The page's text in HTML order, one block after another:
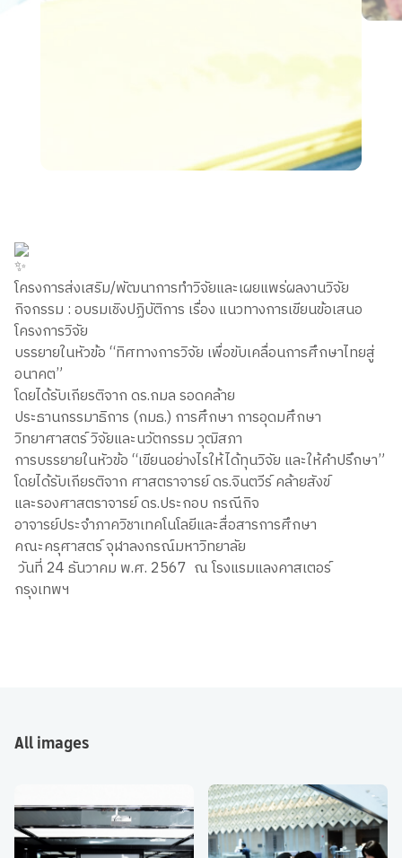
โครงการส่งเสริม/พัฒนาการทำวิจัยและเผยแพร่ผลงานวิจัย
กิจกรรม : อบรมเชิงปฏิบัติการ เรื่อง แนวทางการเขียนข้อเสนอ
โครงการวิจัย
บรรยายในหัวข้อ “ทิศทางการวิจัย เพื่อขับเคลื่อนการศึกษาไทยสู่
อนาคต”
โดยได้รับเกียรติจาก ดร.กมล รอดคล้าย
ประธานกรรมาธิการ (กมธ.) การศึกษา การอุดมศึกษา
วิทยาศาสตร์ วิจัยและนวัตกรรม วุฒิสภา
การบรรยายในหัวข้อ “เขียนอย่างไรให้ได้ทุนวิจัย และให้คำปรึกษา”
โดยได้รับเกียรติจาก ศาสตราจารย์ ดร.จินตวีร์ คล้ายสังข์
และรองศาสตราจารย์ ดร.ประกอบ กรณีกิจ
อาจารย์ประจำภาควิชาเทคโนโลยีและสื่อสารการศึกษา
คณะครุศาสตร์ จุฬาลงกรณ์มหาวิทยาลัย
วันที่ 24 ธันวาคม พ.ศ. 2567 ณ โรงแรมแลงคาสเตอร์
กรุงเทพฯ
All images